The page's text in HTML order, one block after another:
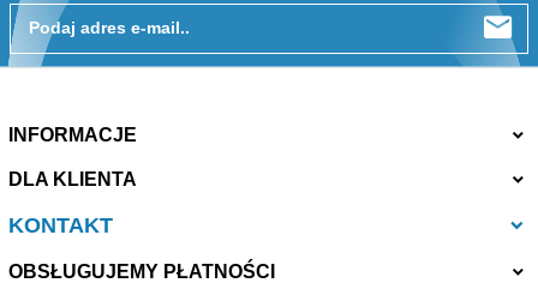
Podaj adres e-mail..
INFORMACJE
DLA KLIENTA
KONTAKT
OBSŁUGUJEMY PŁATNOŚCI